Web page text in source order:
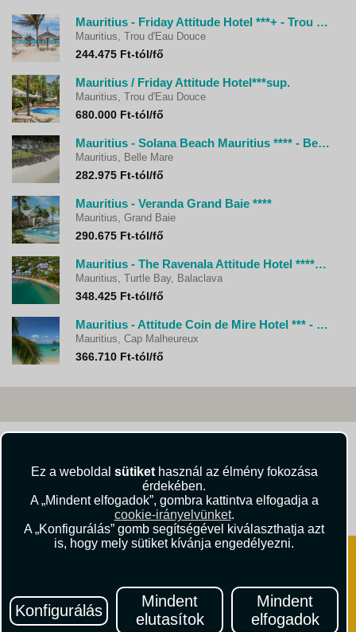
Ez a weboldal sütikethasznál az élmény fokozása
érdekében.
A „Mindent elfogadok”, gombra kattintva elfogadja a
cookie-irányelvünket.
A „Konfigurálás” gomb segítségével kiválaszthatja azt
is, hogy mely sütiket kívánja engedélyezni.
Konfigurálás
Mindent
elutasítok
Mindent
elfogadok
Mauritius - Friday Attitude Hotel ***+ - Trou d'Eau Douce
Mauritius, Trou d'Eau Douce
244.475 Ft-tól/fő
Mauritius / Friday Attitude Hotel***sup.
Mauritius, Trou d'Eau Douce
680.000 Ft-tól/fő
Mauritius - Solana Beach Mauritius **** - Belle Mare
Mauritius, Belle Mare
282.975 Ft-tól/fő
Mauritius - Veranda Grand Baie ****
Mauritius, Grand Baie
290.675 Ft-tól/fő
Mauritius - The Ravenala Attitude Hotel ****+ -Turtle Bay, Balaclava
Mauritius, Turtle Bay, Balaclava
348.425 Ft-tól/fő
Mauritius - Attitude Coin de Mire Hotel *** - Cap Malheureux
Mauritius, Cap Malheureux
366.710 Ft-tól/fő
Útikritika.hu Vista Magazin
VISTA Utazási Iroda